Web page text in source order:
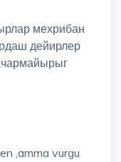
мехрибан
дейирлер
,amma vurgu